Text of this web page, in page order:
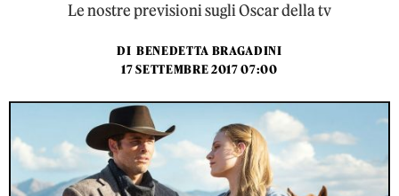
Le nostre previsioni sugli Oscar della tv
DI BENEDETTA BRAGADINI
17 SETTEMBRE 2017 07:00